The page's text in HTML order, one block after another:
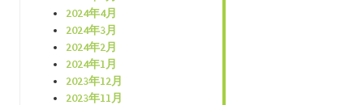
2024年4月
2024年3月
2024年2月
2024年1月
2023年12月
2023年11月